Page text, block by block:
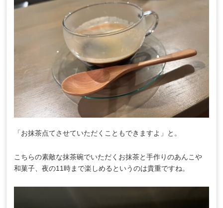
「お抹茶点てさせていただくこともできますよ」と。
こちらの素敵な抹茶碗でいただくお抹茶と手作りのあんこや
和菓子、夜の11時まで楽しめるというのは貴重ですね。